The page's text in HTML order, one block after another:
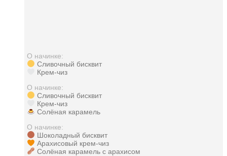
О начинке:
Сливочный бисквит
Крем-чиз
О начинке:
Сливочный бисквит
Крем-чиз
Солёная карамель
О начинке:
Шоколадный бисквит
Арахисовый крем-чиз
Солёная карамель с арахисом